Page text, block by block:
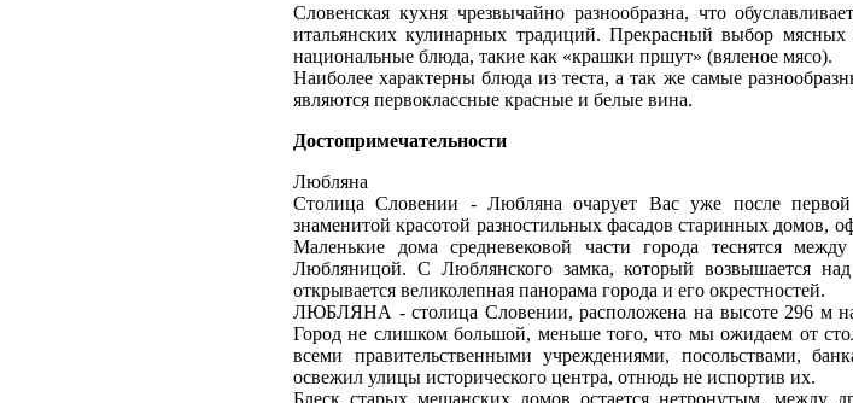
Словенская кухня чрезвычайно разнообразна, что
итальянских кулинарных традиций. Прекрасный выбор
национальные блюда, такие как «крашки пршут» (вяленое мясо).
Наиболее характерны блюда из теста, а так же самые
являются первоклассные красные и белые вина.
Достопримечательности
Любляна
Столица Словении - Любляна очарует Вас уже после первой
знаменитой красотой разностильных фасадов старинных домов,
Маленькие дома средневековой части города теснятся
Любляницой. С Люблянского замка, который возвышается
открывается великолепная панорама города и его окрестностей.
ЛЮБЛЯНА - столица Словении, расположена на высоте 296 м
Город не слишком большой, меньше того, что мы ожидаем от
всеми правительственными учреждениями, посольствами,
освежил улицы исторического центра, отнюдь не испортив их.
Блеск старых мещанских домов остается нетронутым, между